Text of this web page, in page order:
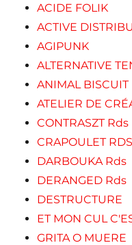
ACIDE FOLIK
ACTIVE
AGIPUNK
ALTERNATIVE
ANIMAL BISCUIT
ATELIER DE
CONTRASZT Rds
CRAPOULET RDS
DARBOUKA Rds
DERANGED Rds
DESTRUCTURE
ET MON CUL
GRITA O MUERE